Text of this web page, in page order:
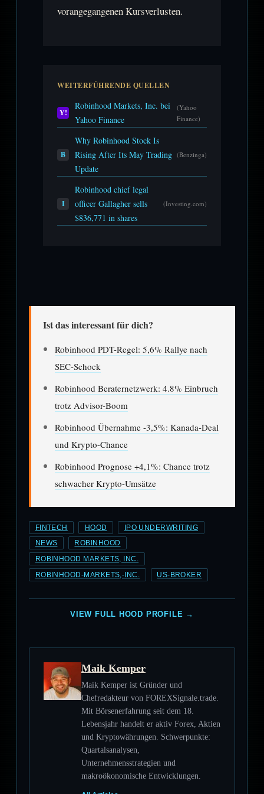
vorangegangenen Kursverlusten.
WEITERFÜHRENDE QUELLEN
Y!
Robinhood Markets, Inc. bei
Yahoo Finance
(Yahoo
Finance)
B
Why Robinhood Stock Is
Rising After Its May Trading
Update
(Benzinga)
I
Robinhood chief legal
officer Gallagher sells
$836,771 in shares
(Investing.com)
Ist das interessant für dich?
Robinhood PDT-Regel: 5,6% Rallye nach
SEC-Schock
Robinhood Beraternetzwerk: 4.8% Einbruch
trotz Advisor-Boom
Robinhood Übernahme -3,5%: Kanada-Deal
und Krypto-Chance
Robinhood Prognose +4,1%: Chance trotz
schwacher Krypto-Umsätze
FINTECH HOOD IPO UNDERWRITING
NEWS ROBINHOOD
ROBINHOOD MARKETS, INC.
ROBINHOOD-MARKETS,-INC. US-BROKER
VIEW FULL HOOD PROFILE →
Maik Kemper
Maik Kemper ist Gründer und
Chefredakteur von FOREXSignale.trade.
Mit Börsenerfahrung seit dem 18.
Lebensjahr handelt er aktiv Forex, Aktien
und Kryptowährungen. Schwerpunkte:
Quartalsanalysen,
Unternehmensstrategien und
makroökonomische Entwicklungen.